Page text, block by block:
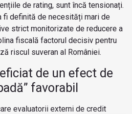
de rating, sunt încă tensionați.
fi definită de necesități mari de
strict monitorizate de reducere a
fiscală factorul decisiv pentru
riscul suveran al României.
de un efect de
favorabil
evaluatorii externi de credit